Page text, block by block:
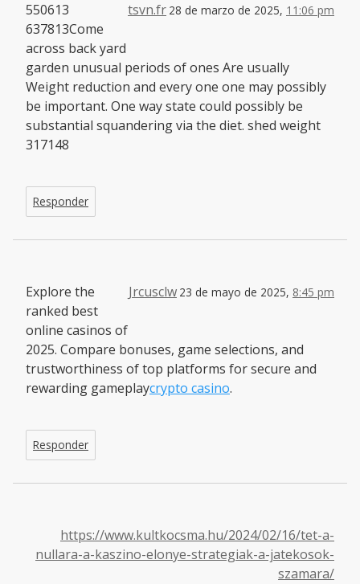
tsvn.fr 28 de marzo de 2025, 11:06 pm
550613
637813Come
across back yard
garden unusual periods of ones Are usually
Weight reduction and every one one may possibly
be important. One way state could possibly be
substantial squandering via the diet. shed weight
317148
Responder
Jrcusclw 23 de mayo de 2025, 8:45 pm
Explore the
ranked best
online casinos of
2025. Compare bonuses, game selections, and
trustworthiness of top platforms for secure and
rewarding gameplaycrypto casino.
Responder
https://www.kultkocsma.hu/2024/02/16/tet-a-
nullara-a-kaszino-elonye-strategiak-a-jatekosok-
szamara/